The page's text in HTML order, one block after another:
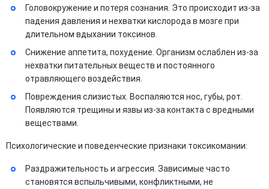
Головокружение и потеря сознания. Это происходит из-за
падения давления и нехватки кислорода в мозге при
длительном вдыхании токсинов.
Снижение аппетита, похудение. Организм ослаблен из-за
нехватки питательных веществ и постоянного
отравляющего воздействия.
Повреждения слизистых. Воспаляются нос, губы, рот.
Появляются трещины и язвы из-за контакта с вредными
веществами.
Психологические и поведенческие признаки токсикомании:
Раздражительность и агрессия. Зависимые часто
становятся вспыльчивыми, конфликтными, не